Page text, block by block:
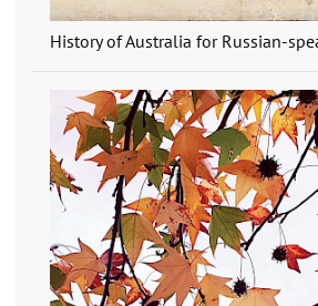
History of Australia for Russian-